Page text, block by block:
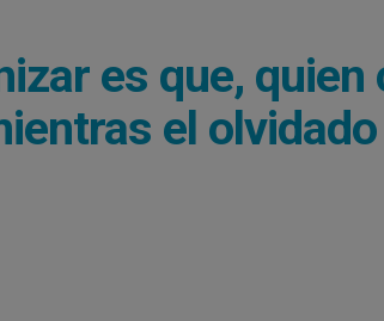
es que, quien
el